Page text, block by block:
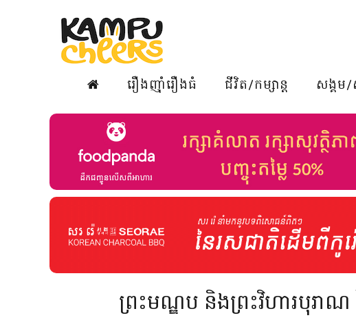
រឿងញ៉ាំរឿងធំ ជីវិត/កម្សាន្ត សង្គ
ព្រះមណ្ឌប និងព្រះវិហារបុរាណ